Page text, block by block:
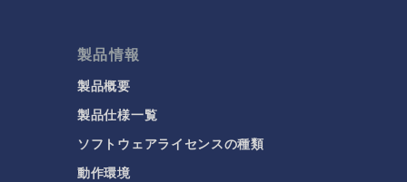
製品情報
製品概要
製品仕様一覧
ソフトウェアライセンスの種類
動作環境